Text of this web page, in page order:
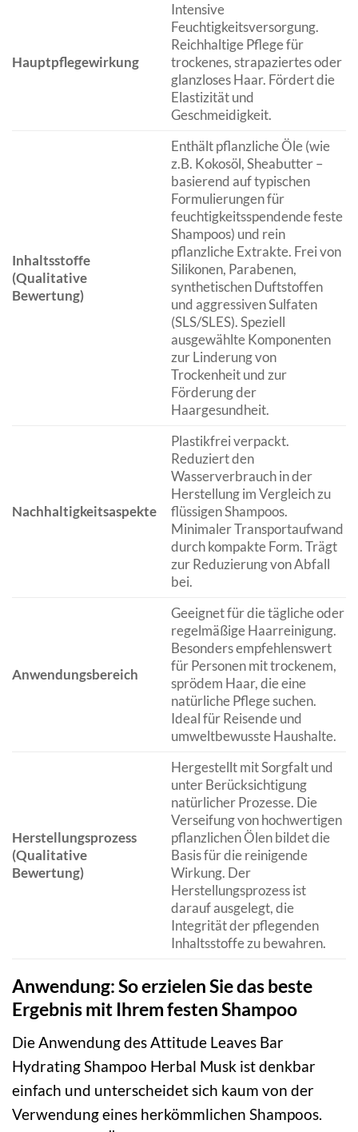
Hauptpflegewirkung
Intensive
Feuchtigkeitsversorgung.
Reichhaltige Pflege für
trockenes, strapaziertes oder
glanzloses Haar. Fördert die
Elastizität und
Geschmeidigkeit.
Inhaltsstoffe
(Qualitative
Bewertung)
Enthält pflanzliche Öle (wie
z.B. Kokosöl, Sheabutter –
basierend auf typischen
Formulierungen für
feuchtigkeitsspendende feste
Shampoos) und rein
pflanzliche Extrakte. Frei von
Silikonen, Parabenen,
synthetischen Duftstoffen
und aggressiven Sulfaten
(SLS/SLES). Speziell
ausgewählte Komponenten
zur Linderung von
Trockenheit und zur
Förderung der
Haargesundheit.
Nachhaltigkeitsaspekte
Plastikfrei verpackt.
Reduziert den
Wasserverbrauch in der
Herstellung im Vergleich zu
flüssigen Shampoos.
Minimaler Transportaufwand
durch kompakte Form. Trägt
zur Reduzierung von Abfall
bei.
Anwendungsbereich
Geeignet für die tägliche oder
regelmäßige Haarreinigung.
Besonders empfehlenswert
für Personen mit trockenem,
sprödem Haar, die eine
natürliche Pflege suchen.
Ideal für Reisende und
umweltbewusste Haushalte.
Herstellungsprozess
(Qualitative
Bewertung)
Hergestellt mit Sorgfalt und
unter Berücksichtigung
natürlicher Prozesse. Die
Verseifung von hochwertigen
pflanzlichen Ölen bildet die
Basis für die reinigende
Wirkung. Der
Herstellungsprozess ist
darauf ausgelegt, die
Integrität der pflegenden
Inhaltsstoffe zu bewahren.
Anwendung: So erzielen Sie das beste
Ergebnis mit Ihrem festen Shampoo
Die Anwendung des Attitude Leaves Bar
Hydrating Shampoo Herbal Musk ist denkbar
einfach und unterscheidet sich kaum von der
Verwendung eines herkömmlichen Shampoos.